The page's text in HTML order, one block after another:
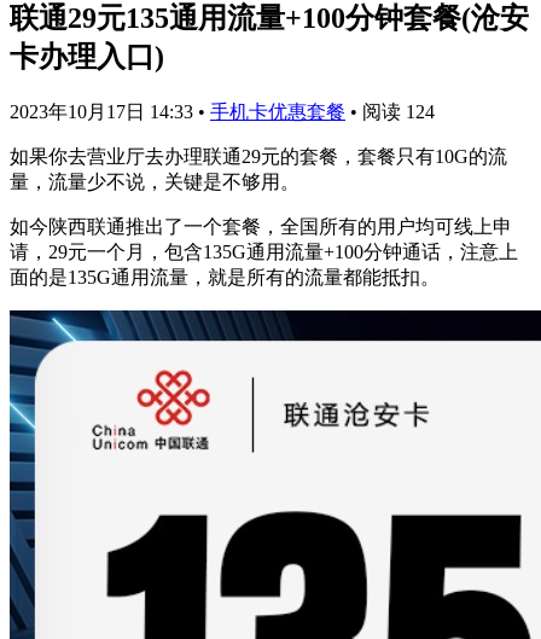
联通29元135通用流量+100分钟套餐(沧安
卡办理入口)
2023年10月17日 14:33 • 手机卡优惠套餐 • 阅读 124
如果你去营业厅去办理联通29元的套餐，套餐只有10G的流
量，流量少不说，关键是不够用。
如今陕西联通推出了一个套餐，全国所有的用户均可线上申
请，29元一个月，包含135G通用流量+100分钟通话，注意上
面的是135G通用流量，就是所有的流量都能抵扣。